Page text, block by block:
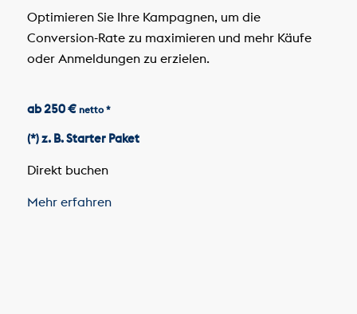
Optimieren Sie Ihre Kampagnen, um die
Conversion-Rate zu maximieren und mehr Käufe
oder Anmeldungen zu erzielen.
ab 250 € netto *
(*) z. B. Starter Paket
Direkt buchen
Mehr erfahren